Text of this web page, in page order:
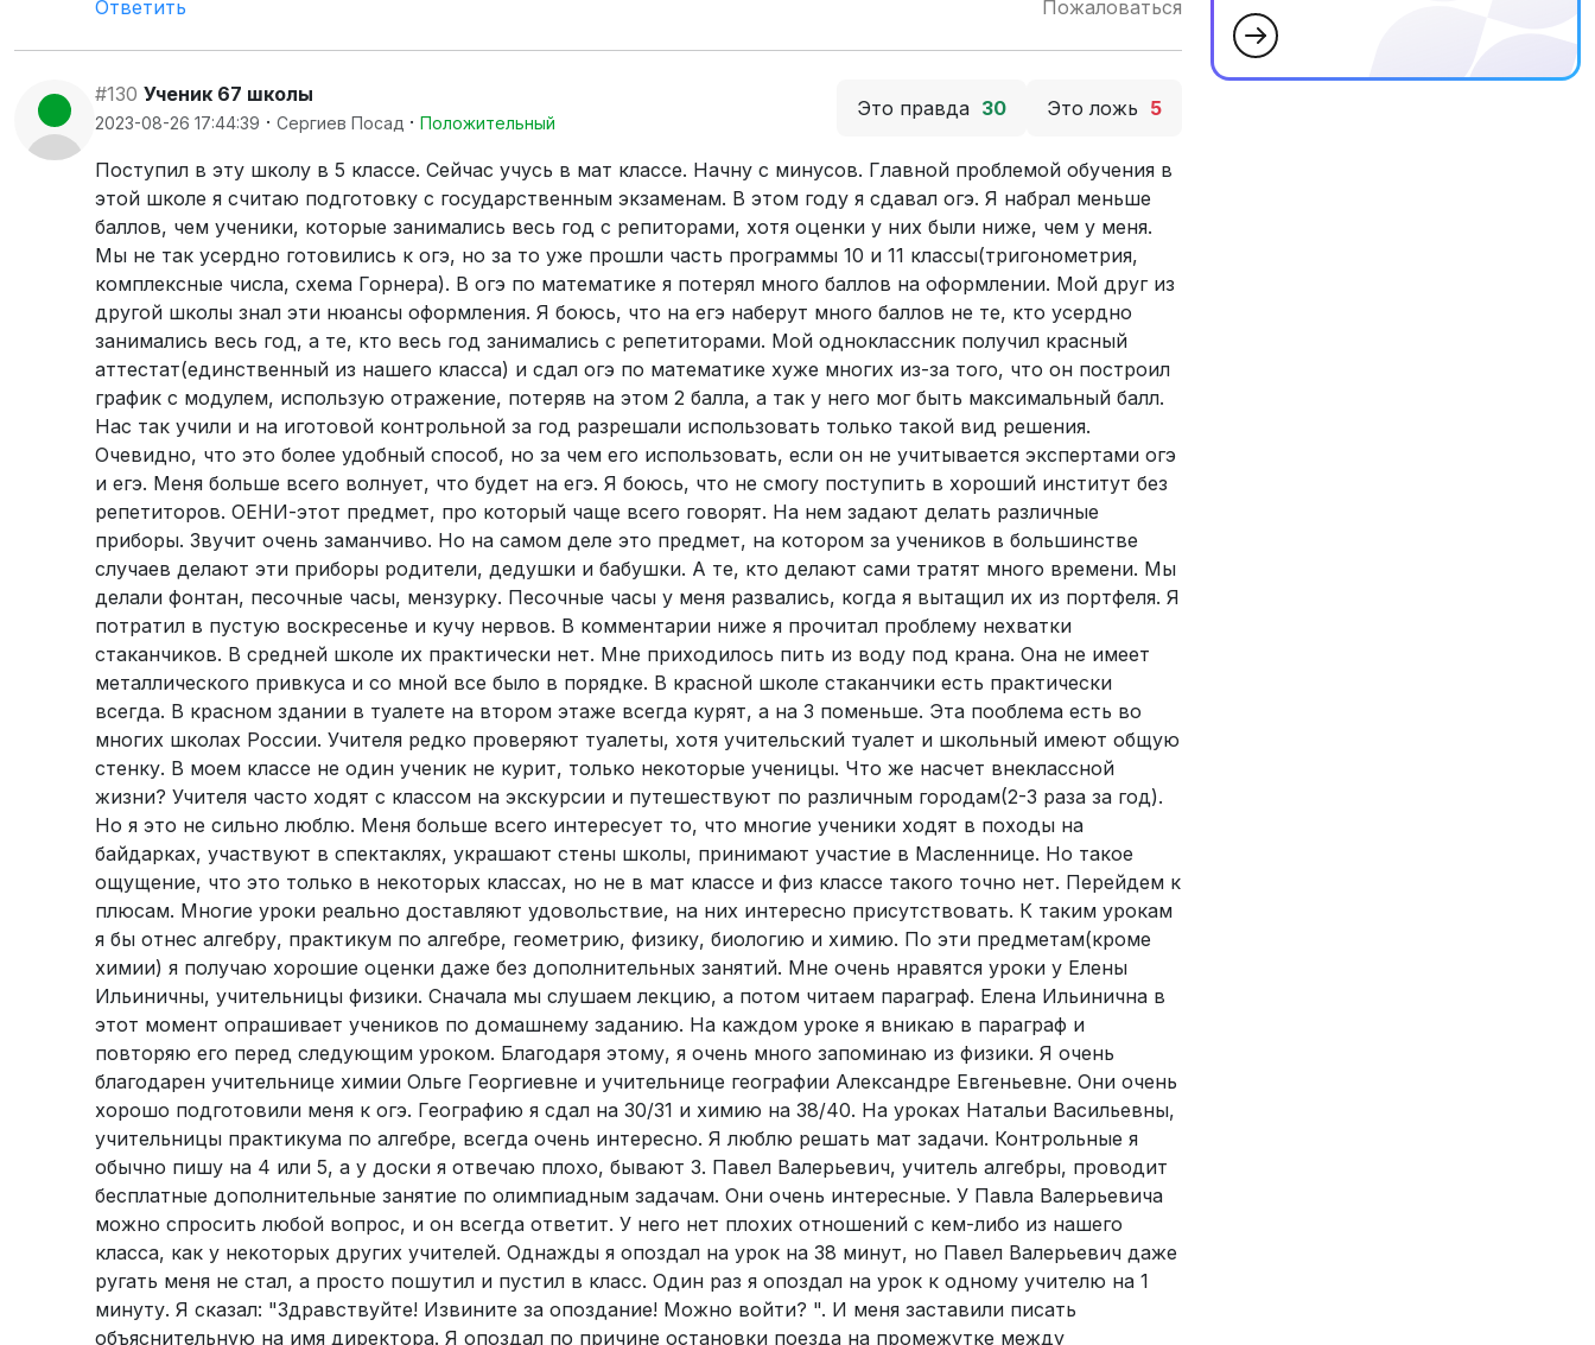
Ответить
Пожаловаться
#130 Ученик 67 школы
2023-08-26 17:44:39 · Сергиев Посад · Положительный
Это правда 30 Это ложь 5
Поступил в эту школу в 5 классе. Сейчас учусь в мат классе. Начну с минусов. Главной проблемой обучения в
этой школе я считаю подготовку с государственным экзаменам. В этом году я сдавал огэ. Я набрал меньше
баллов, чем ученики, которые занимались весь год с репиторами, хотя оценки у них были ниже, чем у меня.
Мы не так усердно готовились к огэ, но за то уже прошли часть программы 10 и 11 классы(тригонометрия,
комплексные числа, схема Горнера). В огэ по математике я потерял много баллов на оформлении. Мой друг из
другой школы знал эти нюансы оформления. Я боюсь, что на егэ наберут много баллов не те, кто усердно
занимались весь год, а те, кто весь год занимались с репетиторами. Мой одноклассник получил красный
аттестат(единственный из нашего класса) и сдал огэ по математике хуже многих из-за того, что он построил
график с модулем, использую отражение, потеряв на этом 2 балла, а так у него мог быть максимальный балл.
Нас так учили и на иготовой контрольной за год разрешали использовать только такой вид решения.
Очевидно, что это более удобный способ, но за чем его использовать, если он не учитывается экспертами огэ
и егэ. Меня больше всего волнует, что будет на егэ. Я боюсь, что не смогу поступить в хороший институт без
репетиторов. ОЕНИ-этот предмет, про который чаще всего говорят. На нем задают делать различные
приборы. Звучит очень заманчиво. Но на самом деле это предмет, на котором за учеников в большинстве
случаев делают эти приборы родители, дедушки и бабушки. А те, кто делают сами тратят много времени. Мы
делали фонтан, песочные часы, мензурку. Песочные часы у меня развались, когда я вытащил их из портфеля. Я
потратил в пустую воскресенье и кучу нервов. В комментарии ниже я прочитал проблему нехватки
стаканчиков. В средней школе их практически нет. Мне приходилось пить из воду под крана. Она не имеет
металлического привкуса и со мной все было в порядке. В красной школе стаканчики есть практически
всегда. В красном здании в туалете на втором этаже всегда курят, а на 3 поменьше. Эта пооблема есть во
многих школах России. Учителя редко проверяют туалеты, хотя учительский туалет и школьный имеют общую
стенку. В моем классе не один ученик не курит, только некоторые ученицы. Что же насчет внеклассной
жизни? Учителя часто ходят с классом на экскурсии и путешествуют по различным городам(2-3 раза за год).
Но я это не сильно люблю. Меня больше всего интересует то, что многие ученики ходят в походы на
байдарках, участвуют в спектаклях, украшают стены школы, принимают участие в Масленнице. Но такое
ощущение, что это только в некоторых классах, но не в мат классе и физ классе такого точно нет. Перейдем к
плюсам. Многие уроки реально доставляют удовольствие, на них интересно присутствовать. К таким урокам
я бы отнес алгебру, практикум по алгебре, геометрию, физику, биологию и химию. По эти предметам(кроме
химии) я получаю хорошие оценки даже без дополнительных занятий. Мне очень нравятся уроки у Елены
Ильиничны, учительницы физики. Сначала мы слушаем лекцию, а потом читаем параграф. Елена Ильинична в
этот момент опрашивает учеников по домашнему заданию. На каждом уроке я вникаю в параграф и
повторяю его перед следующим уроком. Благодаря этому, я очень много запоминаю из физики. Я очень
благодарен учительнице химии Ольге Георгиевне и учительнице географии Александре Евгеньевне. Они очень
хорошо подготовили меня к огэ. Географию я сдал на 30/31 и химию на 38/40. На уроках Натальи Васильевны,
учительницы практикума по алгебре, всегда очень интересно. Я люблю решать мат задачи. Контрольные я
обычно пишу на 4 или 5, а у доски я отвечаю плохо, бывают 3. Павел Валерьевич, учитель алгебры, проводит
бесплатные дополнительные занятие по олимпиадным задачам. Они очень интересные. У Павла Валерьевича
можно спросить любой вопрос, и он всегда ответит. У него нет плохих отношений с кем-либо из нашего
класса, как у некоторых других учителей. Однажды я опоздал на урок на 38 минут, но Павел Валерьевич даже
ругать меня не стал, а просто пошутил и пустил в класс. Один раз я опоздал на урок к одному учителю на 1
минуту. Я сказал: "Здравствуйте! Извините за опоздание! Можно войти? ". И меня заставили писать
объяснительную на имя директора. Я опоздал по причине остановки поезда на промежутке между